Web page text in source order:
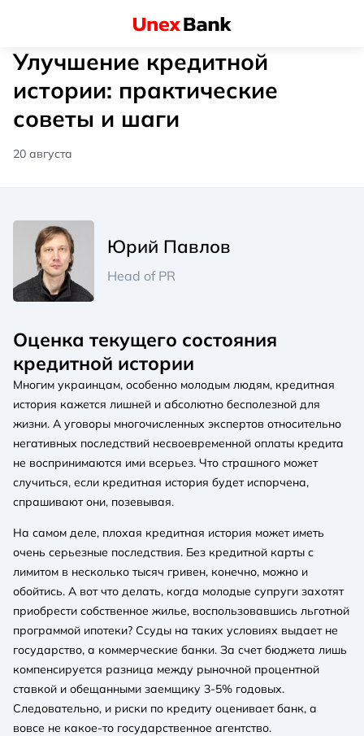
Улучшение кредитной
истории: практические
советы и шаги
20 августа
Юрий Павлов
Head of PR
Оценка текущего состояния
кредитной истории
Многим украинцам, особенно молодым людям, кредитная
история кажется лишней и абсолютно бесполезной для
жизни. А уговоры многочисленных экспертов относительно
негативных последствий несвоевременной оплаты кредита
не воспринимаются ими всерьез. Что страшного может
случиться, если кредитная история будет испорчена,
спрашивают они, позевывая.
На самом деле, плохая кредитная история может иметь
очень серьезные последствия. Без кредитной карты с
лимитом в несколько тысяч гривен, конечно, можно и
обойтись. А вот что делать, когда молодые супруги захотят
приобрести собственное жилье, воспользовавшись льготной
программой ипотеки? Ссуды на таких условиях выдает не
государство, а коммерческие банки. За счет бюджета лишь
компенсируется разница между рыночной процентной
ставкой и обещанными заемщику 3-5% годовых.
Следовательно, и риски по кредиту оценивает банк, а
вовсе не какое-то государственное агентство.